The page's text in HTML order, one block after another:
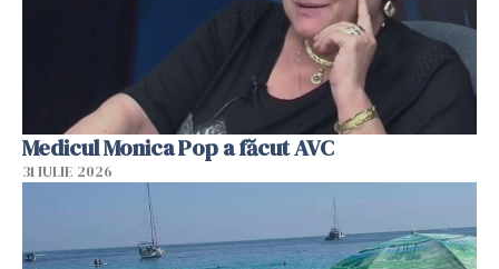
Medicul Monica Pop a făcut AVC
31 IULIE 2026